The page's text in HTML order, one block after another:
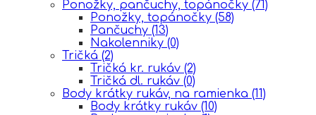
Ponožky, pančuchy, topánočky (71)
Ponožky, topánočky (58)
Pančuchy (13)
Nakolenniky (0)
Tričká (2)
Tričká kr. rukáv (2)
Tričká dl. rukáv (0)
Body krátky rukáv, na ramienka (11)
Body krátky rukáv (10)